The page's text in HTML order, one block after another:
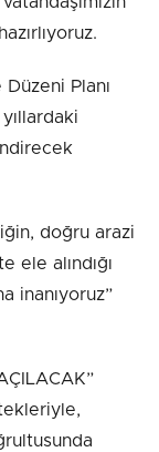
Planı
doğru arazi
ele alındığı
inanıyoruz”